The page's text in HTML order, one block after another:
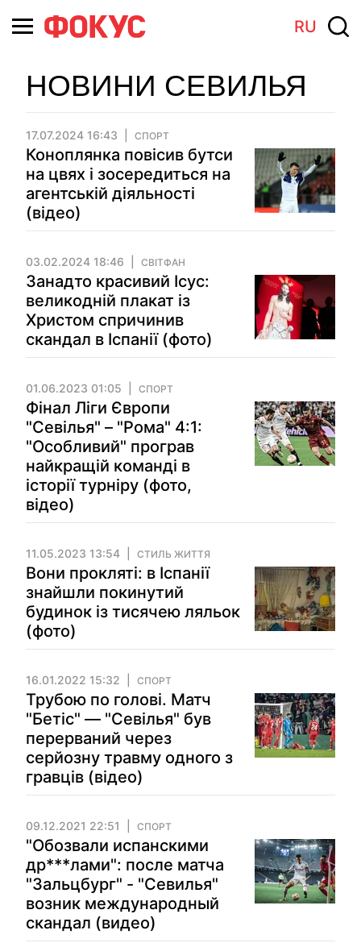
RU
НОВИНИ СЕВИЛЬЯ
17.07.2024 16:43 СПОРТ
Коноплянка повісив бутси
на цвях і зосередиться на
агентській діяльності
(відео)
03.02.2024 18:46 СВІТФАН
Занадто красивий Ісус:
великодній плакат із
Христом спричинив
скандал в Іспанії (фото)
01.06.2023 01:05 СПОРТ
Фінал Ліги Європи
"Севілья" – "Рома" 4:1:
"Особливий" програв
найкращій команді в
історії турніру (фото,
відео)
11.05.2023 13:54 СТИЛЬ ЖИТТЯ
Вони прокляті: в Іспанії
знайшли покинутий
будинок із тисячею ляльок
(фото)
16.01.2022 15:32 СПОРТ
Трубою по голові. Матч
"Бетіс" — "Севілья" був
перерваний через
серйозну травму одного з
гравців (відео)
09.12.2021 22:51 СПОРТ
"Обозвали испанскими
др***лами": после матча
"Зальцбург" - "Севилья"
возник международный
скандал (видео)